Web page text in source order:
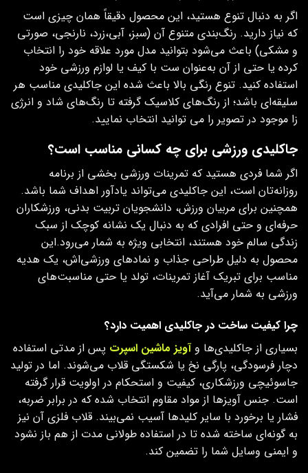
اگر به دنبال تنوع هستید، این محصول دقیقاً همان چیزی است
که نیاز دارید. رنگ‌بندی متنوع آن (سبز، آبی،زرد، نارنجی، صورتی
و مشکی) باعث می‌شود بتوانید مدل مورد علاقه خود را انتخاب
کرده یا حتی از آن به‌عنوان ست با کیف یا لوازم ورزشی خود
استفاده کنید. تنوع رنگی بالا باعث شده این جاکلیدی مناسب هر
سلیقه‌ای باشد؛ از رنگ‌های کلاسیک گرفته تا رنگ‌های شاد و انرژی‌
زا موجود در تصویر را می توانید انتخاب نمایید.
جاکلیدی ورزشی برای چه کسانی مناسب است؟
اگر شما فردی هستید که تمرینات ورزشی بخشی از برنامه
روزانه‌تان است، این جاکلیدی می‌تواند یادآور اهداف شما باشد.
همچنین برای مربیان ورزش، دانشجویان تربیت بدنی، ورزشکاران
حرفه‌ای و حتی افرادی که به دنبال یک نشانه کوچک از سبک
زندگی سالم خود هستند، انتخابی ویژه به شمار می‌رود.این
محصول به دلیل طراحی جذاب و نمادهای ورزشی‌اش، یک هدیه
مناسب برای تبریک آغاز تمرینات، تولد یا حتی مناسبت‌های
ورزشی به شمار می‌آید.
چرا کیفیت ساخت در جاکلیدی اهمیت دارد؟
بسیاری از جاکلیدی‌ها وآویز ماشین اسپرت پس از مدتی استفاده
دچار فرسودگی، پارگی نخ یا شکستگی قلاب می‌شوند. اما در تولید
جاسوئیچی ورزشکاری، کیفیت و استحکام در اولویت قرار گرفته
است. جنس آویزها از مواد مقاوم انتخاب شده که در برابر ضربه،
فشار یا برخورد با سایر کلیدها آسیب نمی‌بیند. قلاب فلزی آن نیز
به گونه‌ای ساخته شده تا در استفاده طولانی‌ مدت از هم باز نشود
و ایمنی وسایل شما را تضمین کند.